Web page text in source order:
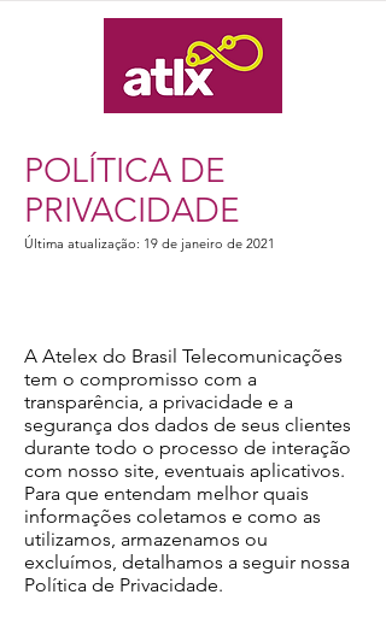
POLÍTICA DE
PRIVACIDADE
Última atualização: 19 de janeiro de 2021
A Atelex do Brasil Telecomunicações
tem o compromisso com a
transparência, a privacidade e a
segurança dos dados de seus clientes
durante todo o processo de interação
com nosso site, eventuais aplicativos.
Para que entendam melhor quais
informações coletamos e como as
utilizamos, armazenamos ou
excluímos, detalhamos a seguir nossa
Política de Privacidade.